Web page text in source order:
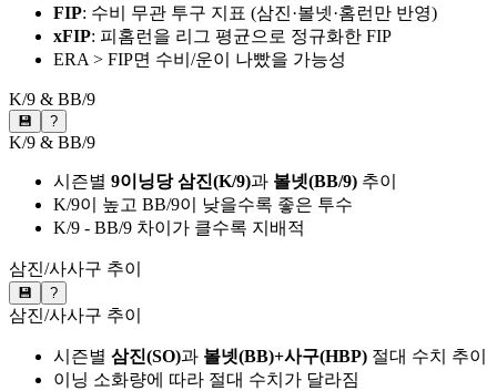
FIP: 수비 무관 투구 지표 (삼진·볼넷·홈런만 반영)
xFIP: 피홈런을 리그 평균으로 정규화한 FIP
ERA > FIP면 수비/운이 나빴을 가능성
K/9 & BB/9
💾 ?
K/9 & BB/9
시즌별 9이닝당 삼진(K/9)과 볼넷(BB/9) 추이
K/9이 높고 BB/9이 낮을수록 좋은 투수
K/9 - BB/9 차이가 클수록 지배적
삼진/사사구 추이
💾 ?
삼진/사사구 추이
시즌별 삼진(SO)과 볼넷(BB)+사구(HBP) 절대 수치 추이
이닝 소화량에 따라 절대 수치가 달라짐